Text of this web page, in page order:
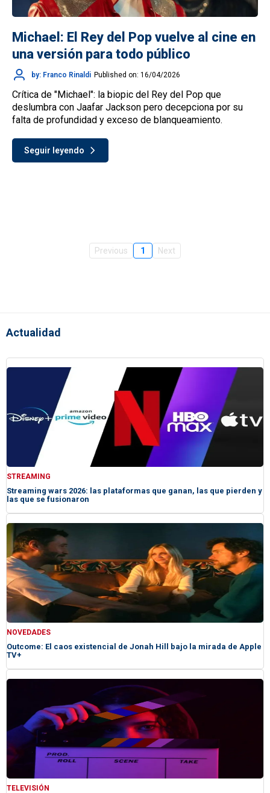
Michael: El Rey del Pop vuelve al cine en
una versión para todo público
by: Franco Rinaldi Published on: 16/04/2026
Crítica de "Michael": la biopic del Rey del Pop que
deslumbra con Jaafar Jackson pero decepciona por su
falta de profundidad y exceso de blanqueamiento.
Seguir leyendo
Previous 1 Next
Actualidad
STREAMING
Streaming wars 2026: las plataformas que ganan, las que pierden y
las que se fusionaron
NOVEDADES
Outcome: El caos existencial de Jonah Hill bajo la mirada de Apple
TV+
TELEVISIÓN